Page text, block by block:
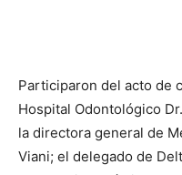
Participaron del acto de
Hospital Odontológico
la directora general de
Viani; el delegado de